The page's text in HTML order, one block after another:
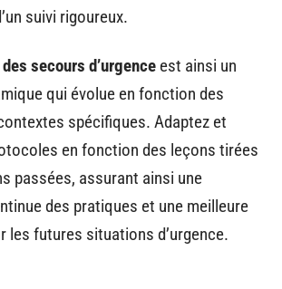
suivi rigoureux.
secours d’urgence est ainsi un
qui évolue en fonction des
spécifiques. Adaptez et
en fonction des leçons tirées
passées, assurant ainsi une
des pratiques et une meilleure
les futures situations d’urgence.